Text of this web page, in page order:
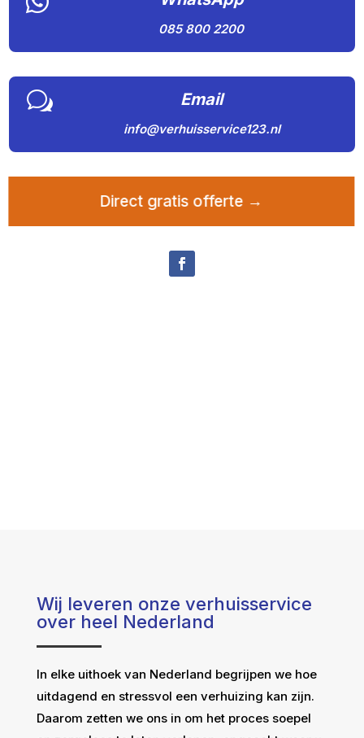
085 800 2200
w Email
info@verhuisservice123.nl
Direct gratis offerte →
Wij leveren onze verhuisservice
over heel Nederland
In elke uithoek van Nederland begrijpen we hoe
uitdagend en stressvol een verhuizing kan zijn.
Daarom zetten we ons in om het proces soepel